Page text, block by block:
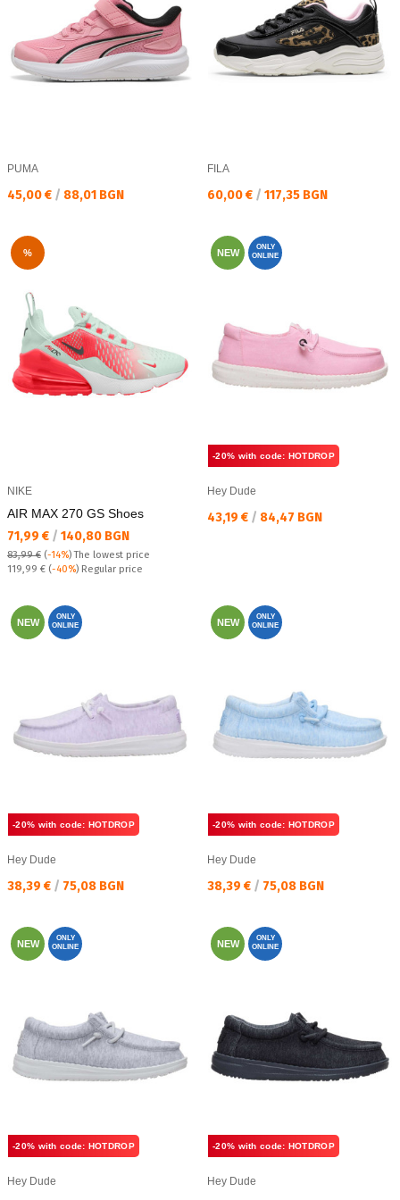
PUMA
Текуща цена:
45,00 € / 88,01 BGN
FILA
Текуща цена:
60,00 € / 117,35 BGN
%
NIKE
AIR MAX 270 GS Shoes
Текуща цена:
71,99 € / 140,80 BGN
83,99 € (-14%)The lowest price
Regular price:
119,99 € (-40%) Regular price
NEW
ONLY
ONLINE
-20% with code: HOTDROP
Hey Dude
Текуща цена:
43,19 € / 84,47 BGN
NEW
ONLY
ONLINE
-20% with code: HOTDROP
Hey Dude
Текуща цена:
38,39 € / 75,08 BGN
NEW
ONLY
ONLINE
-20% with code: HOTDROP
Hey Dude
Текуща цена:
38,39 € / 75,08 BGN
NEW
ONLY
ONLINE
-20% with code: HOTDROP
Hey Dude
NEW
ONLY
ONLINE
-20% with code: HOTDROP
Hey Dude